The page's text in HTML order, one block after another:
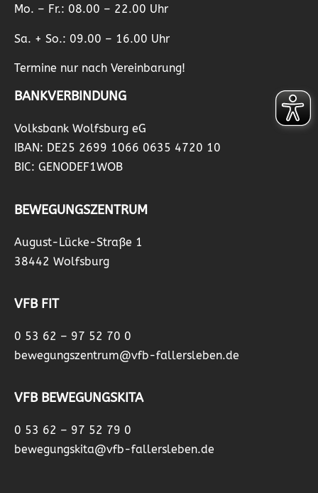
Mo. – Fr.: 08.00 – 22.00 Uhr
Sa. + So.: 09.00 – 16.00 Uhr
Termine nur nach Vereinbarung!
BANKVERBINDUNG
Volksbank Wolfsburg eG
IBAN: DE25 2699 1066 0635 4720 10
BIC: GENODEF1WOB
BEWEGUNGSZENTRUM
August-Lücke-Straße 1
38442 Wolfsburg
VFB FIT
0 53 62 – 97 52 70 0
bewegungszentrum@vfb-fallersleben.de
VFB BEWEGUNGSKITA
0 53 62 – 97 52 79 0
bewegungskita@vfb-fallersleben.de